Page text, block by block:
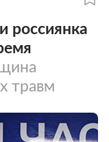
россиянка
травм